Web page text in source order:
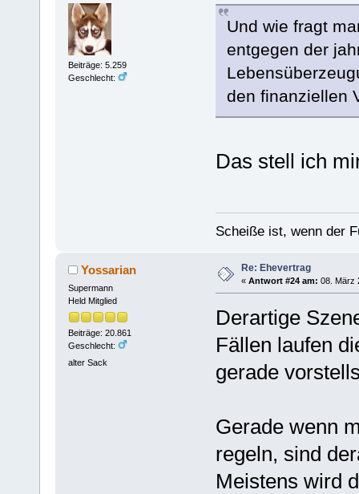
Beiträge: 5.259
Geschlecht:
Und wie fragt
entgegen der
den finanziellen
Das stell ich
Scheiße ist, wenn der
Yossarian
Supermann
Held Mitglied
Beiträge: 20.861
Geschlecht:
alter Sack
Re: Ehevertrag
« Antwort #24 am: 08. März
Derartige
Fällen laufen
gerade
Gerade wenn
regeln, sind
Meistens wird